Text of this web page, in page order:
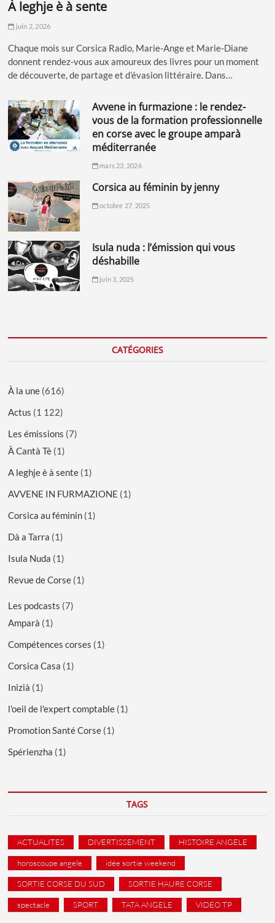
à leghje è à sente
juin 2, 2026
Chaque mois sur Corsica Radio, Marie-Ange et Marie-Diane
donnent rendez-vous aux amoureux des livres pour un moment
de découverte, de partage et d’évasion littéraire. Dans…
avvene in furmazione : le rendez-
vous de la formation professionnelle
en corse avec le groupe amparà
méditerranée
mars 23, 2026
corsica au féminin by jenny
octobre 27, 2025
isula nuda : l’émission qui vous
déshabille
juin 3, 2025
CATÉGORIES
À la une (616)
Actus (1 122)
Les émissions (7)
À Cantà Tè (1)
A leghje è à sente (1)
AVVENE IN FURMAZIONE (1)
Corsica au féminin (1)
Dà a Tarra (1)
Isula Nuda (1)
Revue de Corse (1)
Les podcasts (7)
Amparà (1)
Compétences corses (1)
Corsica Casa (1)
Inizià (1)
l'oeil de l'expert comptable (1)
Promotion Santé Corse (1)
Spérienzha (1)
TAGS
ACTUALITES DIVERTISSEMENT HISTOIRE ANGELE
horoscoupe angele idée sortie weekend
SORTIE CORSE DU SUD SORTIE HAURE CORSE
spectacle SPORT TATA ANGELE VIDEO TP